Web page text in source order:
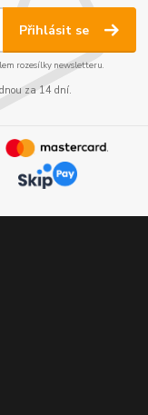
Přihlásit se
rozesílky newsletteru.
za 14 dní.